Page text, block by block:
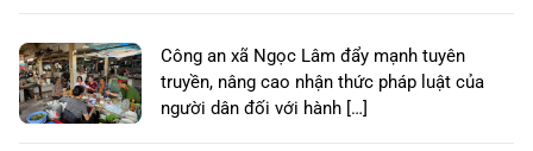
Công an xã Ngọc Lâm đẩy mạnh tuyên
truyền, nâng cao nhận thức pháp luật của
người dân đối với hành […]